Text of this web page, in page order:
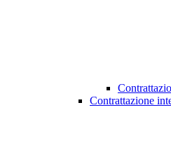
Contrattazione